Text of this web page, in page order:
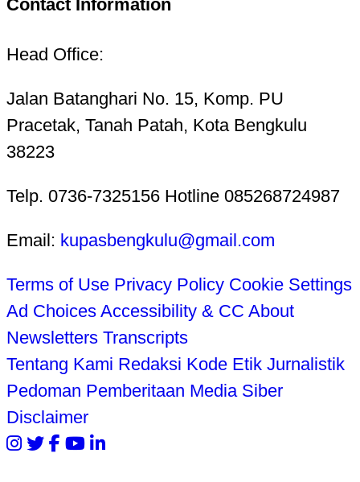
Contact Information
Head Office:
Jalan Batanghari No. 15, Komp. PU
Pracetak, Tanah Patah, Kota Bengkulu
38223
Telp. 0736-7325156 Hotline 085268724987
Email: kupasbengkulu@gmail.com
Terms of Use Privacy Policy Cookie Settings
Ad Choices Accessibility & CC About
Newsletters Transcripts
Tentang Kami Redaksi Kode Etik Jurnalistik
Pedoman Pemberitaan Media Siber
Disclaimer